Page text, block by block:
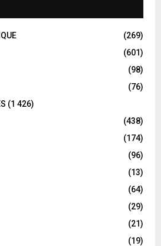
(269)
(601)
(98)
(76)
(1 426)
(438)
(174)
(96)
(13)
(64)
(29)
(21)
(19)